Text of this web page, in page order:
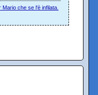
che se l'è infilata.